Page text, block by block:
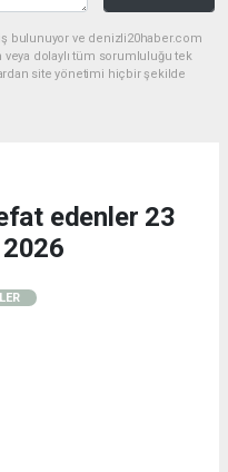
bulunuyor ve denizli20haber.com
veya dolaylı tüm sorumluluğu tek
site yönetimi hiçbir şekilde
edenler 23